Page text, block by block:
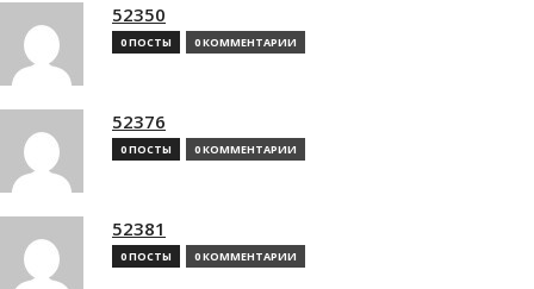
52350
0 ПОСТЫ 0 КОММЕНТАРИИ
52376
0 ПОСТЫ 0 КОММЕНТАРИИ
52381
0 ПОСТЫ 0 КОММЕНТАРИИ